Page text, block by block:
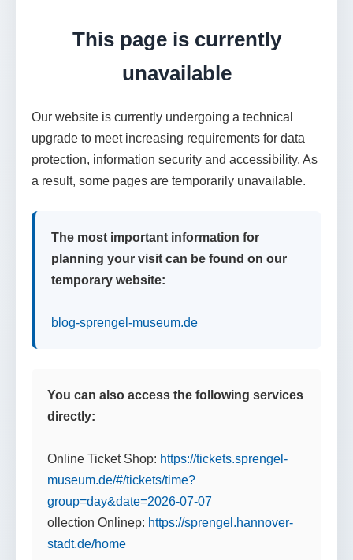
This page is currently
unavailable
Our website is currently undergoing a technical
upgrade to meet increasing requirements for data
protection, information security and accessibility. As
a result, some pages are temporarily unavailable.
The most important information for
planning your visit can be found on our
temporary website:
blog-sprengel-museum.de
You can also access the following services
directly:
Online Ticket Shop: https://tickets.sprengel-
museum.de/#/tickets/time?
group=day&date=2026-07-07
ollection Onlinep: https://sprengel.hannover-
stadt.de/home